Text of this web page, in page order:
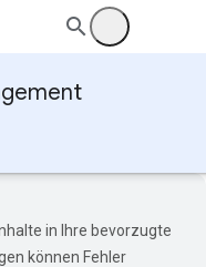
in Ihre bevorzugte
können Fehler